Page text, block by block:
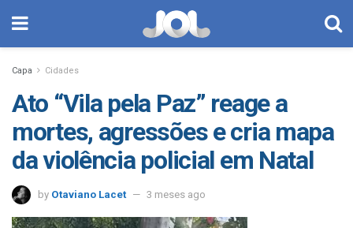
Capa Cidades
Ato “Vila pela Paz” reage a
mortes, agressões e cria mapa
da violência policial em Natal
by Otaviano Lacet 3 meses ago